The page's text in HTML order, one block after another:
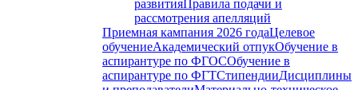
развитияПравила подачи и
рассмотрения апелляций
Приемная кампания 2026 годаЦелевое
обучениеАкадемический отпукОбучение в
аспирантуре по ФГОСОбучение в
аспирантуре по ФГТСтипендииДисциплины